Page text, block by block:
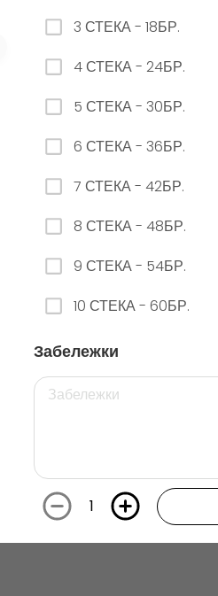
3 СТЕКА - 18БР.
4 СТЕКА - 24БР.
5 СТЕКА - 30БР.
6 СТЕКА - 36БР.
7 СТЕКА - 42БР.
8 СТЕКА - 48БР.
9 СТЕКА - 54БР.
10 СТЕКА - 60БР.
Забележки
1